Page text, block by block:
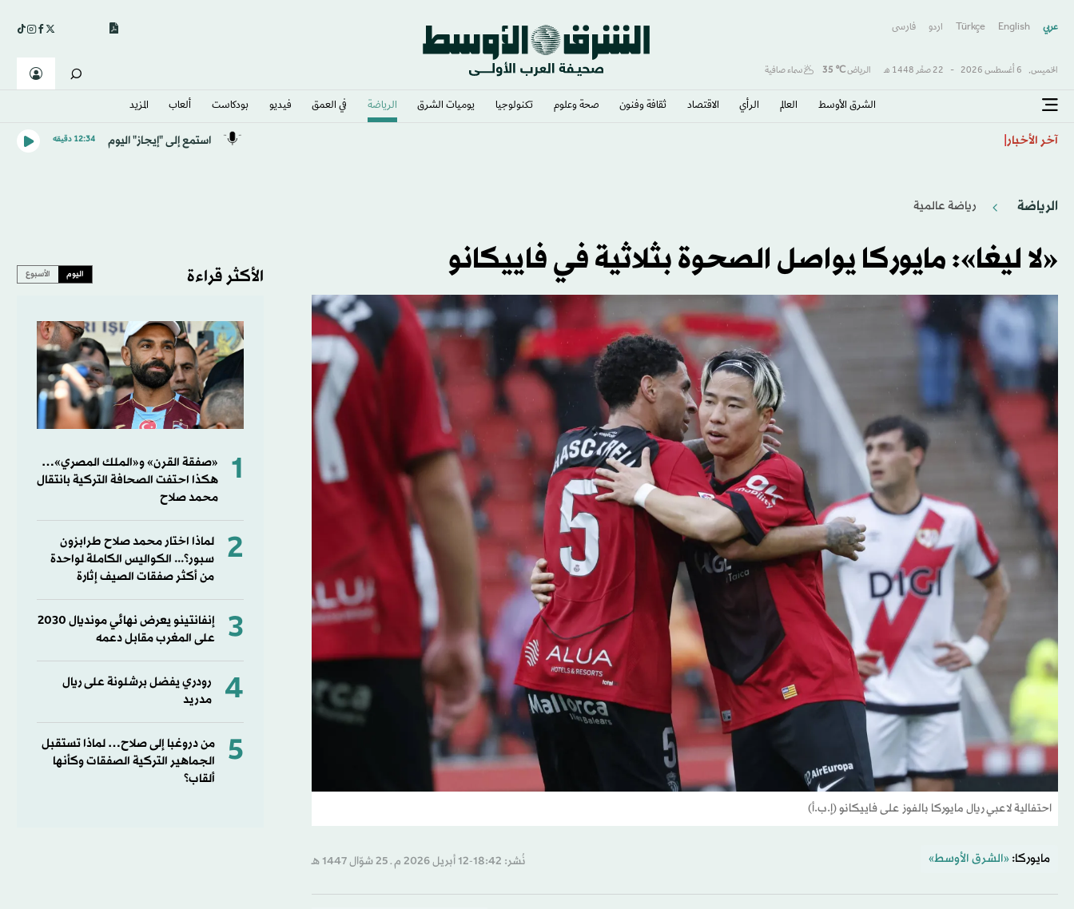
عربي English
Türkçe اردو فارسى
الخميس, 6 أغسطس 2026 - 22 صفَر 1448 هـ الرياض℃
35 سماء صافية
الشرق الأوسط​ العالم الرأي الاقتصاد ثقافة وفنون صحة وعلوم تكنولوجيا يوميات الشرق​ الرياضة في العمق فيديو بودكاست ألعاب المزيد
آخر الأخبار استمع إلى "إيجاز" اليوم 12:34 دقيقه
الرياضة رياضة عالمية
«لا ليغا»: مايوركا يواصل الصحوة بثلاثية في فاييكانو
احتفالية لاعبي ريال مايوركا بالفوز على فاييكانو (إ.ب.أ)
مايوركا: «الشرق الأوسط» نُشر: 18:42-12 أبريل 2026 م ـ 25 شوّال 1447 هـ
الأكثر قراءة اليوم الأسبوع
1
«صفقة القرن» و«الملك المصري»…
هكذا احتفت الصحافة التركية بانتقال
محمد صلاح
2
لماذا اختار محمد صلاح طرابزون
سبور؟... الكواليس الكاملة لواحدة
من أكثر صفقات الصيف إثارة
3
إنفانتينو يعرض نهائي مونديال 2030
على المغرب مقابل دعمه
4
رودري يفضل برشلونة على ريال
مدريد
5
من دروغبا إلى صلاح… لماذا تستقبل
الجماهير التركية الصفقات وكأنها
ألقاب؟